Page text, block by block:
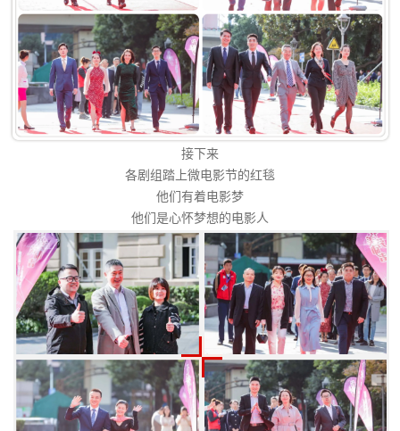
接下来
各剧组踏上微电影节的红毯
他们有着电影梦
他们是心怀梦想的电影人